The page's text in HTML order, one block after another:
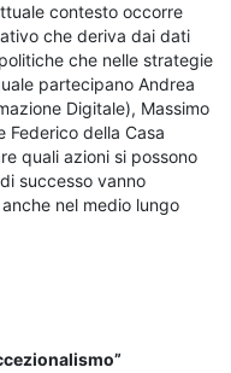
contesto occorre
che deriva dai dati
che nelle strategie
partecipano Andrea
Digitale), Massimo
Federico della Casa
quali azioni si possono
successo vanno
nel medio lungo